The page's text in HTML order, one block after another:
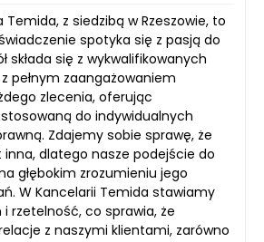
Temida, z siedzibą w Rzeszowie, to
spotyka się z pasją do
składa się z wykwalifikowanych
pełnym zaangażowaniem
zlecenia, oferując
do indywidualnych
Zdajemy sobie sprawę, że
inna, dlatego nasze podejście do
głębokim zrozumieniu jego
W Kancelarii Temida stawiamy
rzetelność, co sprawia, że
z naszymi klientami, zarówno